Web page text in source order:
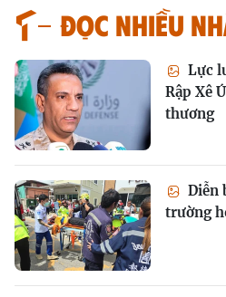
Đọc nhiều
Lực
Rập Xê
thương
Diễn
trường